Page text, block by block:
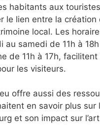
habitants aux
le lien entre la création
local. Les
au samedi de 11h à
de 11h à 17h,
les visiteurs.
offre aussi des
en savoir plus sur
et son impact sur